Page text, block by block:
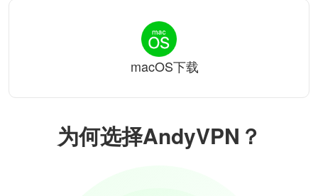
为何选择AndyVPN？
macOS下载